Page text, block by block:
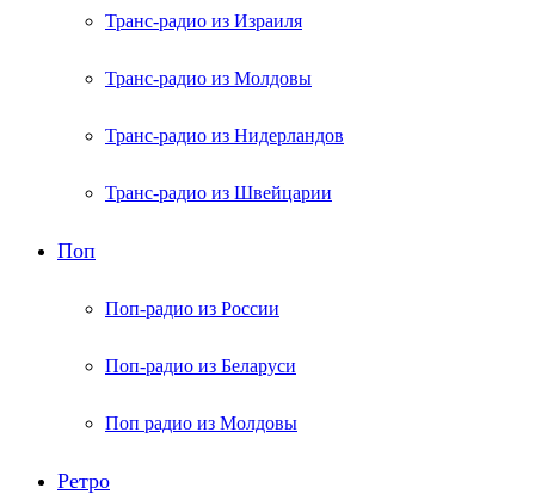
Транс-радио из Израиля
Транс-радио из Молдовы
Транс-радио из Нидерландов
Транс-радио из Швейцарии
Поп
Поп-радио из России
Поп-радио из Беларуси
Поп радио из Молдовы
Ретро